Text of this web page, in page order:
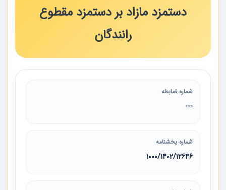
دستمزد مازاد بر دستمزد مقطوع
رانندگان
شماره ضابطه
---
شماره بخشنامه
12646‏/1402‏/1000